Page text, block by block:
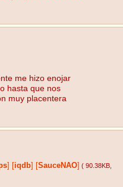
me hizo enojar
hasta que nos
muy placentera
iqdb SauceNAO ( 90.38KB